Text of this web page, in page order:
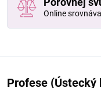
Online
Profese (Ústecký